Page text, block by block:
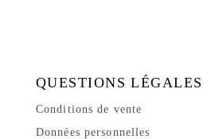
QUESTIONS LÉGALES
Conditions de vente
Données personnelles